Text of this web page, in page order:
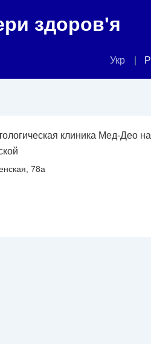
здоров'я
Укр
клиника Мед-Део на
78а